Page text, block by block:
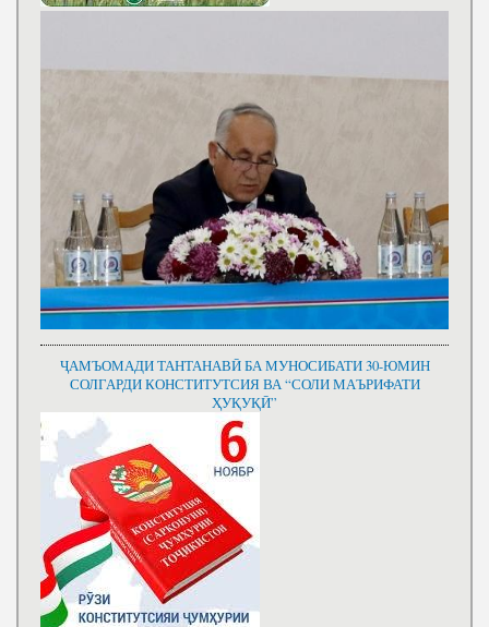
ҶАМЪОМАДИ ТАНТАНАВӢ БА МУНОСИБАТИ 30-ЮМИН
СОЛГАРДИ КОНСТИТУТСИЯ ВА “СОЛИ МАЪРИФАТИ
ҲУҚУҚӢ”